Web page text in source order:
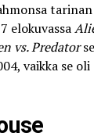
elokuvassa
vs. Predator
vaikka se